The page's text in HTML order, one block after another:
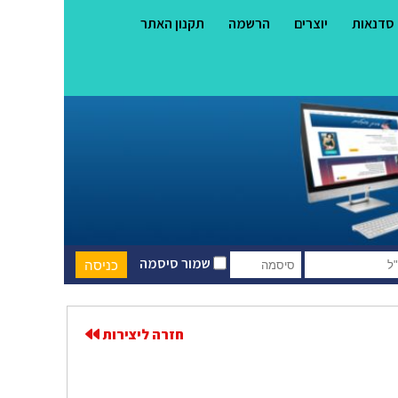
סדנאות יוצרים הרשמה תקנון האתר
שמור סיסמה
חזרה ליצירות